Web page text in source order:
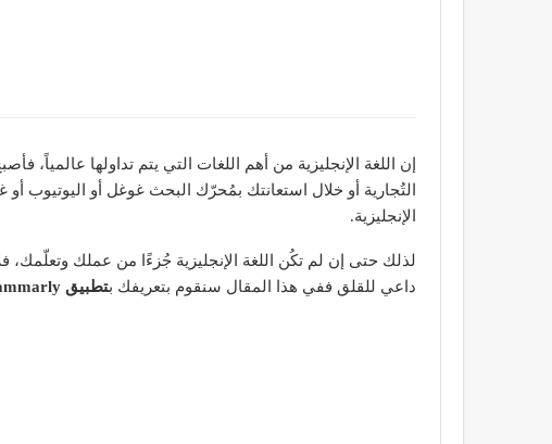
إن اللغة الإنجليزية من أهم اللغات التي يتم تداولها
الإنجليزية.
لذلك حتى إن لم تكُن اللغة الإنجليزية جُزءًا من عملك وتعلّمك،
داعي للقلق ففي هذا المقال سنقوم بتعريفك بتطبيق Grammarly